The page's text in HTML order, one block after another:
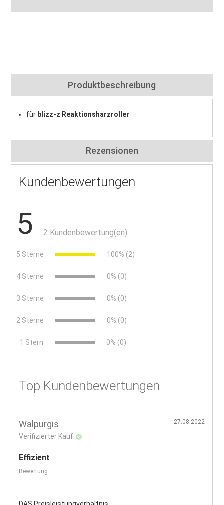
Produktbeschreibung
für blizz-z Reaktionsharzroller
Rezensionen
Kundenbewertungen
5 2 Kundenbewertung(en)
5 Sterne 100% (2)
4 Sterne 0% (0)
3 Sterne 0% (0)
2 Sterne 0% (0)
1 Stern 0% (0)
Top Kundenbewertungen
Walpurgis
Verifizierter Kauf
27.08.2022
Effizient
Bewertung